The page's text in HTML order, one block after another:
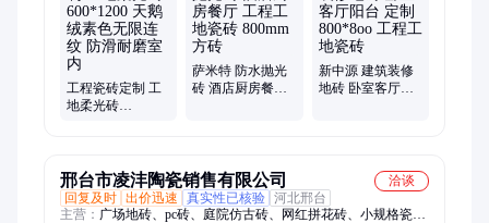
工程瓷砖定制 工
地柔光砖
萨米特 防水抛光
砖 酒店厨房餐厅
新中源 建筑装修
地砖 卧室客厅阳
邢台市凌沣陶瓷销售有限公司
洽谈
回复及时 出价迅速 真实性已核验 河北邢台
主营： 广场地砖、pc砖、庭院仿古砖、网红拼花砖、小规格瓷